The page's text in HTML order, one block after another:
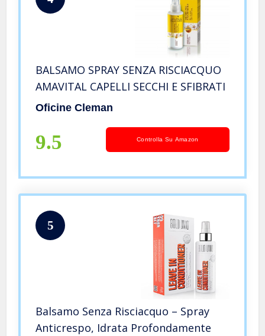
BALSAMO SPRAY SENZA RISCIACQUO
AMAVITAL CAPELLI SECCHI E SFIBRATI
Oficine Cleman
9.5 Controlla Su Amazon
5
Balsamo Senza Risciacquo – Spray
Anticrespo, Idrata Profondamente